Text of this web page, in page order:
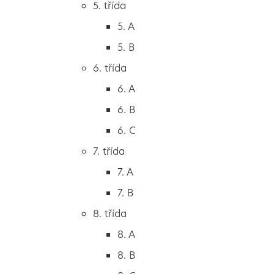
2. B
3. A
4. A
5. A
5. třída
5. A
5. B
6. třída
6. A
6. B
6. C
7. třída
7. A
7. B
8. třída
8. A
8. B